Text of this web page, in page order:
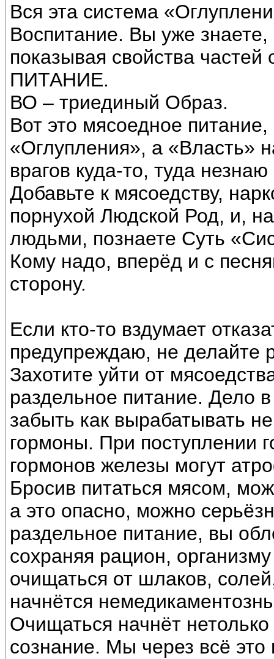
Вся эта система
Воспитание. Вы уже знаете,
показывая свойства
ПИТАНИЕ.
ВО – триединый Образ.
Вот это мясоедное
«Оглупления», а «Власть»
врагов куда-то, туда незнаю
Добавьте к мясоедству,
порнухой Людской Род, и,
людьми, познаете Суть
Кому надо, вперёд и с
сторону.
Если кто-то вздумает
предупреждаю, не делайте
Захотите уйти от
раздельное питание. Дело
забыть как вырабатывать
гормоны. При поступлении
гормонов железы могут
Бросив питаться мясом,
а это опасно, можно
раздельное питание, вы
сохраняя рацион,
очищаться от шлаков,
начнётся
Очищаться начнёт
сознание. Мы через всё